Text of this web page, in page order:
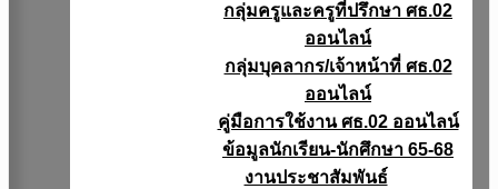
กลุ่มครูและครูที่ปรึกษา ศธ.02
ออนไลน์
กลุ่มบุคลากร/เจ้าหน้าที่ ศธ.02
ออนไลน์
คู่มือการใช้งาน ศธ.02 ออนไลน์
ข้อมูลนักเรียน-นักศึกษา 65-68
งานประชาสัมพันธ์